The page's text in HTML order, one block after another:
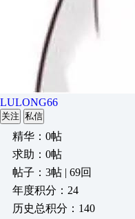
LULONG66
关注 私信
精华：0帖
求助：0帖
帖子：3帖 | 69回
年度积分：24
历史总积分：140